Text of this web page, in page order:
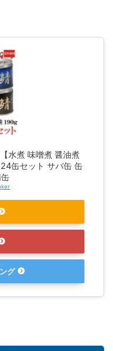
水煮 味噌煮 醤油煮
缶セット サバ缶 缶
グ